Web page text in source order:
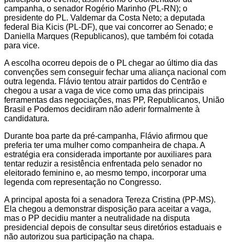
campanha, o senador Rogério Marinho (PL-RN); o
presidente do PL. Valdemar da Costa Neto; a deputada
federal Bia Kicis (PL-DF), que vai concorrer ao Senado; e
Daniella Marques (Republicanos), que também foi cotada
para vice.
A escolha ocorreu depois de o PL chegar ao último dia das
convenções sem conseguir fechar uma aliança nacional com
outra legenda. Flávio tentou atrair partidos do Centrão e
chegou a usar a vaga de vice como uma das principais
ferramentas das negociações, mas PP, Republicanos, União
Brasil e Podemos decidiram não aderir formalmente à
candidatura.
Durante boa parte da pré-campanha, Flávio afirmou que
preferia ter uma mulher como companheira de chapa. A
estratégia era considerada importante por auxiliares para
tentar reduzir a resistência enfrentada pelo senador no
eleitorado feminino e, ao mesmo tempo, incorporar uma
legenda com representação no Congresso.
A principal aposta foi a senadora Tereza Cristina (PP-MS).
Ela chegou a demonstrar disposição para aceitar a vaga,
mas o PP decidiu manter a neutralidade na disputa
presidencial depois de consultar seus diretórios estaduais e
não autorizou sua participação na chapa.